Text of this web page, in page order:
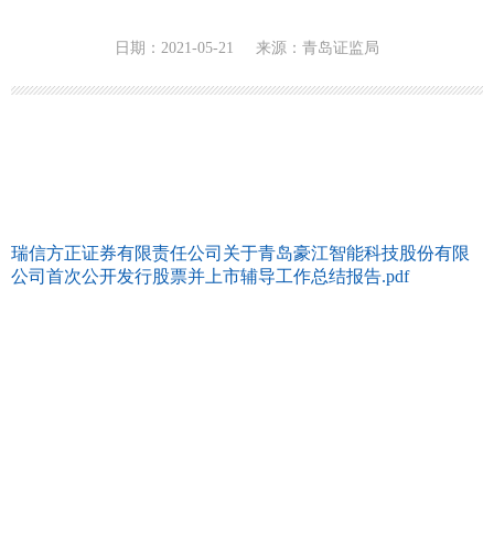
日期：2021-05-21 来源：青岛证监局
瑞信方正证券有限责任公司关于青岛豪江智能科技股份有限
公司首次公开发行股票并上市辅导工作总结报告.pdf